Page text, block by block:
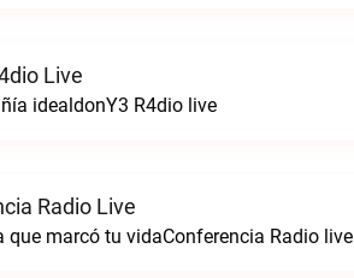
Live
idealdonY3 R4dio live
Radio Live
que marcó tu vidaConferencia Radio live